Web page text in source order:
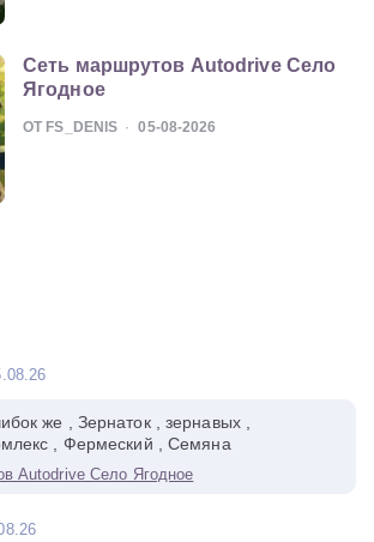
Сеть маршрутов Autodrive Село
Ягодное
ОТ FS_DENIS 05-08-2026
же , Зернаток , зернавых ,
, Фермеский , Семяна
Autodrive Село Ягодное